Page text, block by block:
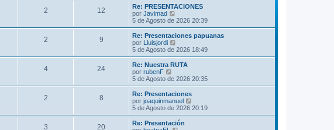
i
m
o
m
n
s
a
j
e
2 12
Re: PRESENTACIONES
por Javimad
e
r
ú
t
m
o
m
e
s
a
j
e
5 de Agosto de 2026 20:39
2 9
Re: Presentaciones papuanas
por Lluisjordi
e
r
ú
t
m
o
m
e
n
s
5 de Agosto de 2026 18:49
4 24
Re: Nuestra RUTA
por rubenF
e
r
ú
l
t
m
o
5 de Agosto de 2026 20:35
2 8
Re: Presentaciones
por joaquinmanuel
e
r
5 de Agosto de 2026 20:19
3 20
Re: Presentación